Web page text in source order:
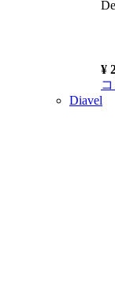
¥
Diavel